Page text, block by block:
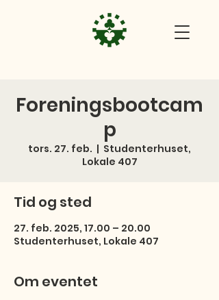
Foreningsbootcam
p
tors. 27. feb.
  |
Studenterhuset,
Lokale 407
Tid og sted
27. feb. 2025, 17.00 – 20.00
Studenterhuset, Lokale 407
Om eventet